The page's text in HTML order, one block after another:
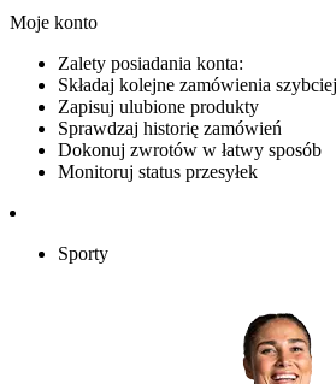
Moje konto
Zalety posiadania konta:
Składaj kolejne zamówienia szybciej
Zapisuj ulubione produkty
Sprawdzaj historię zamówień
Dokonuj zwrotów w łatwy sposób
Monitoruj status przesyłek
Sporty